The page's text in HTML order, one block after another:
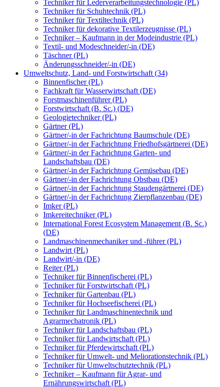
Techniker für Lederverarbeitungstechnologie (PL)
Techniker für Schuhtechnik (PL)
Techniker für Textiltechnik (PL)
Techniker für dekorative Textilerzeugnisse (PL)
Techniker – Kaufmann in der Modeindustrie (PL)
Textil- und Modeschneider/-in (DE)
Täschner (PL)
Änderungsschneider/-in (DE)
Umweltschutz, Land- und Forstwirtschaft (34)
Binnenfischer (PL)
Fachkraft für Wasserwirtschaft (DE)
Forstmaschinenführer (PL)
Forstwirtschaft (B. Sc.) (DE)
Geologietechniker (PL)
Gärtner (PL)
Gärtner/-in der Fachrichtung Baumschule (DE)
Gärtner/-in der Fachrichtung Friedhofsgärtnerei (DE)
Gärtner/-in der Fachrichtung Garten- und
Landschaftsbau (DE)
Gärtner/-in der Fachrichtung Gemüsebau (DE)
Gärtner/-in der Fachrichtung Obstbau (DE)
Gärtner/-in der Fachrichtung Staudengärtnerei (DE)
Gärtner/-in der Fachrichtung Zierpflanzenbau (DE)
Imker (PL)
Imkereitechniker (PL)
International Forest Ecosystem Management (B. Sc.)
(DE)
Landmaschinenmechaniker und -führer (PL)
Landwirt (PL)
Landwirt/-in (DE)
Reiter (PL)
Techniker für Binnenfischerei (PL)
Techniker für Forstwirtschaft (PL)
Techniker für Gartenbau (PL)
Techniker für Hochseefischerei (PL)
Techniker für Landmaschinentechnik und
Agrarmechatronik (PL)
Techniker für Landschaftsbau (PL)
Techniker für Landwirtschaft (PL)
Techniker für Pferdewirtschaft (PL)
Techniker für Umwelt- und Meliorationstechnik (PL)
Techniker für Umweltschutztechnik (PL)
Techniker – Kaufmann für Agrar- und
Ernährungswirtschaft (PL)